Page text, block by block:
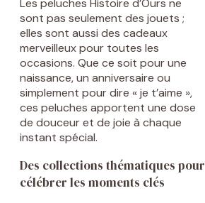
Les peluches Histoire d’Ours ne
sont pas seulement des jouets ;
elles sont aussi des cadeaux
merveilleux pour toutes les
occasions. Que ce soit pour une
naissance, un anniversaire ou
simplement pour dire « je t’aime »,
ces peluches apportent une dose
de douceur et de joie à chaque
instant spécial.
Des collections thématiques pour
célébrer les moments clés